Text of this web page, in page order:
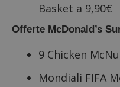
Basket a 9,90€
Offerte McDonald’s
9 Chicken
Mondiali FIFA